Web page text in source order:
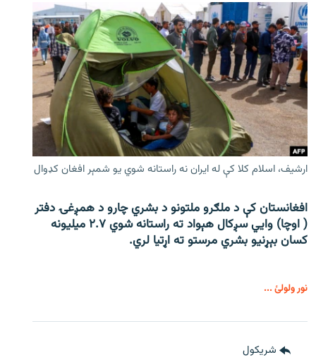
ارشیف، اسلام کلا کې له ایران نه راستانه شوي یو شمېر افغان کډوال
افغانستان کې د ملګرو ملتونو د بشري چارو د همږغۍ دفتر
( اوچا) وايي سږکال هېواد ته راستانه شوي ۲.۷ میلیونه
کسان بېړنیو بشري مرستو ته اړتیا لري.
نور ولولئ ...
شريکول